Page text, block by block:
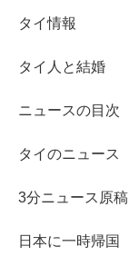
タイ情報
タイ人と結婚
ニュースの目次
タイのニュース
3分ニュース原稿
日本に一時帰国